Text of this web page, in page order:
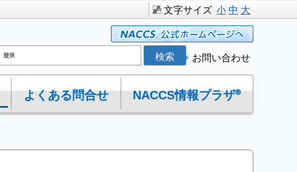
文字サイズ 小中 大
お問い合わせ
よくある問合せ NACCS情報プラザ®